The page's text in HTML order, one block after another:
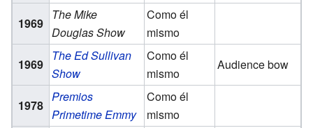
1969
The Mike
Douglas Show
Como él
mismo
1969
The Ed Sullivan
Show
Como él
mismo
Audience bow
1978
Premios
Primetime Emmy
Como él
mismo